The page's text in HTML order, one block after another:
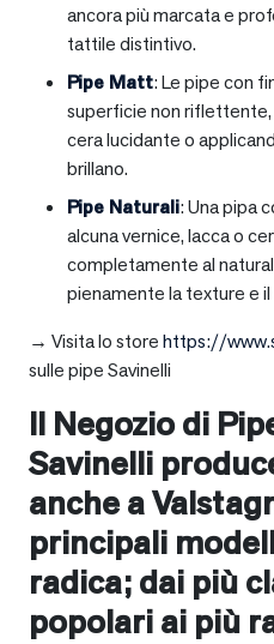
ancora più marcata e
tattile distintivo.
Pipe Matt: Le pipe con
superficie non riflettente,
cera lucidante o
brillano.
Pipe Naturali: Una pipa
alcuna vernice, lacca o
completamente al
pienamente la texture e il
→ Visita lo storehttps://
sulle pipe Savinelli
Il Negozio di
Savinelli
anche a
principali
radica; dai più
popolari ai più